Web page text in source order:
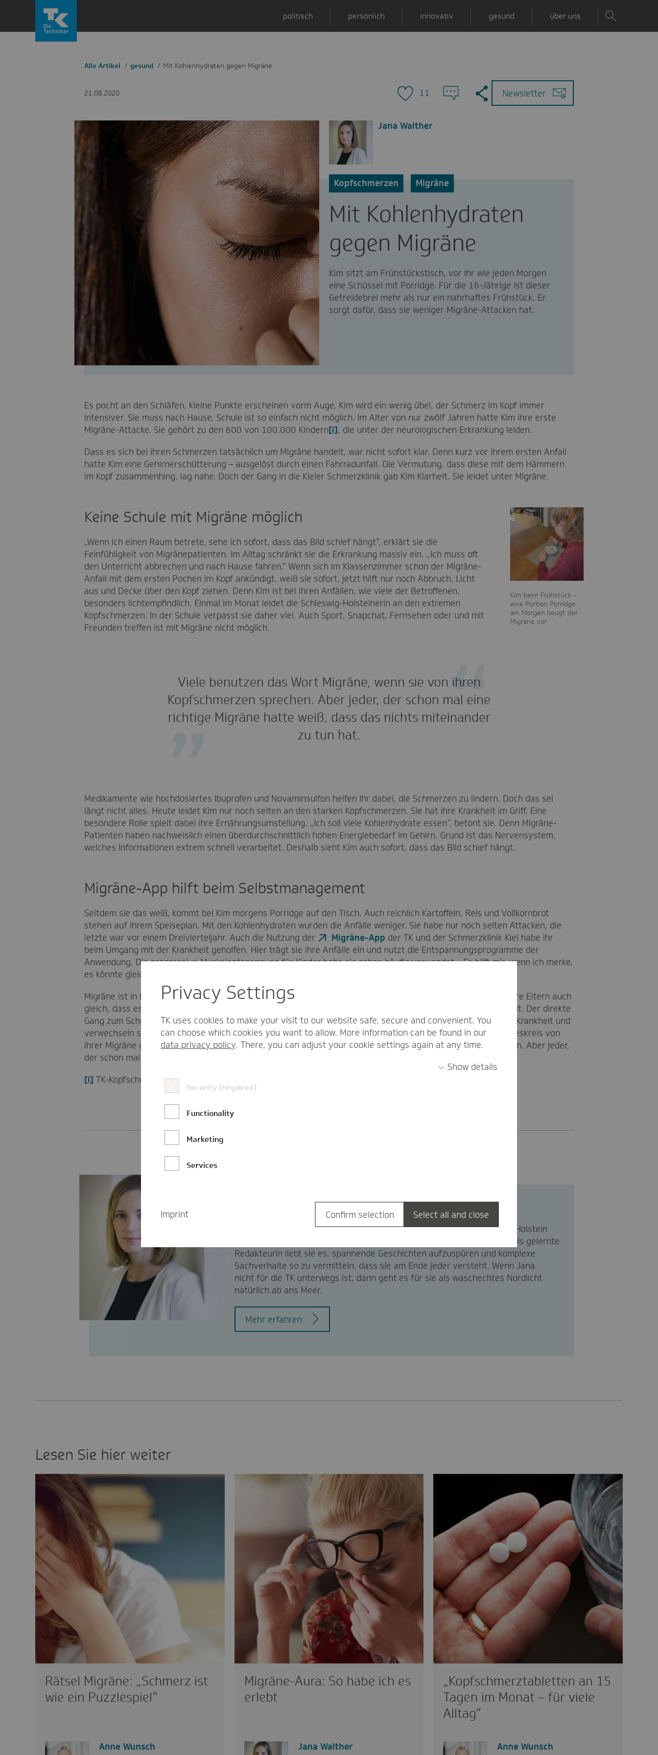
politisch persönlich innovativ gesund über uns
Alle Artikel gesund Mit Kohlenhydraten gegen Migräne
21.08.2020 11
Zu
den
Kommentaren
MailNewsletter
Jana Walther
Kopfschmerzen Migräne
Mit Kohlenhydraten
gegen Migräne
Kim sitzt am Frühstückstisch, vor ihr wie jeden Morgen
eine Schüssel mit Porridge. Für die 16-Jährige ist dieser
Getreidebrei mehr als nur ein nahrhaftes Frühstück. Er
sorgt dafür, dass sie weniger Migräne-Attacken hat.
Es pocht an den Schläfen, kleine Punkte erscheinen vorm Auge, Kim wird ein wenig übel, der Schmerz im Kopf immer
intensiver. Sie muss nach Hause, Schule ist so einfach nicht möglich. Im Alter von nur zwölf Jahren hatte Kim ihre erste
Migräne-Attacke. Sie gehört zu den 600 von 100.000 Kindern[i], die unter der neurologischen Erkrankung leiden.
Dass es sich bei ihren Schmerzen tatsächlich um Migräne handelt, war nicht sofort klar. Denn kurz vor ihrem ersten Anfall
hatte Kim eine Gehirnerschütterung – ausgelöst durch einen Fahrradunfall. Die Vermutung, dass diese mit dem Hämmern
im Kopf zusammenhing, lag nahe. Doch der Gang in die Kieler Schmerzklinik gab Kim Klarheit. Sie leidet unter Migräne.
Kim beim Frühstück -
eine Portion Porridge
am Morgen beugt der
Migräne vor.
Keine Schule mit Migräne möglich
„Wenn ich einen Raum betrete, sehe ich sofort, dass das Bild schief hängt“, erklärt sie die
Feinfühligkeit von Migränepatienten. Im Alltag schränkt sie die Erkrankung massiv ein. „Ich muss oft
den Unterricht abbrechen und nach Hause fahren.“ Wenn sich im Klassenzimmer schon der Migräne-
Anfall mit dem ersten Pochen im Kopf ankündigt, weiß sie sofort, jetzt hilft nur noch Abbruch, Licht
aus und Decke über den Kopf ziehen. Denn Kim ist bei ihren Anfällen, wie viele der Betroffenen,
besonders lichtempfindlich. Einmal im Monat leidet die Schleswig-Holsteinerin an den extremen
Kopfschmerzen. In der Schule verpasst sie daher viel. Auch Sport, Snapchat, Fernsehen oder und mit
Freunden treffen ist mit Migräne nicht möglich.
Viele benutzen das Wort Migräne, wenn sie von ihren
Kopfschmerzen sprechen. Aber jeder, der schon mal eine
richtige Migräne hatte weiß, dass das nichts miteinander
zu tun hat.
Medikamente wie hochdosiertes Ibuprofen und Novaminsulfon helfen ihr dabei, die Schmerzen zu lindern. Doch das sei
längt nicht alles. Heute leidet Kim nur noch selten an den starken Kopfschmerzen. Sie hat ihre Krankheit im Griff. Eine
besondere Rolle spielt dabei ihre Ernährungsumstellung. „Ich soll viele Kohlenhydrate essen“, betont sie. Denn Migräne-
Patienten haben nachweislich einen überdurchschnittlich hohen Energiebedarf im Gehirn. Grund ist das Nervensystem,
welches Informationen extrem schnell verarbeitet. Deshalb sieht Kim auch sofort, dass das Bild schief hängt.
Migräne-App hilft beim Selbstmanagement
Seitdem sie das weiß, kommt bei Kim morgens Porridge auf den Tisch. Auch reichlich Kartoffeln, Reis und Vollkornbrot
stehen auf ihrem Speiseplan. Mit den Kohlenhydraten wurden die Anfälle weniger. Sie habe nur noch selten Attacken, die
letzte war vor einem Dreivierteljahr. Auch die Nutzung der
Migräne-App der TK und der Schmerzklinik Kiel habe ihr
beim Umgang mit der Krankheit geholfen. Hier trägt sie ihre Anfälle ein und nutzt die Entspannungsprogramme der
Anwendung. Die progressive Muskelentspannung für Kinder habe sie schon häufig verwendet. „Es hilft mir, wenn ich merke,
es könnte gleich losgehen mit den Kopfschmerzen.“
Migräne ist in Kims Familie bekannt. Auch ihre Oma und ihr Onkel hatten damit zu kämpfen. Daher wussten ihre Eltern auch
gleich, dass es sich um eine ernst zu nehmende Erkrankung und nicht um gewöhnliche Kopfschmerzen handelt. Der direkte
Gang zum Schmerz-Experten ist aber längst nicht für alle Betroffenen der Standard. Viele unterschätzen die Krankheit und
verwechseln sie mit gewöhnlichen Kopfschmerzen. Die Erfahrung hat auch Kim gemacht, wenn sie im Freundeskreis von
ihrer Migräne gesprochen hat. „Viele benutzen das Wort Migräne, wenn sie von ihren Kopfschmerzen sprechen. Aber jeder,
der schon mal
[i] TK-Kopfschmerzreport 2020. Zahl bezieht sich auf Kinder im Alter zwischen 0 bis 14 Jahren.
Jana Walther
Jana Walther ist Pressereferentin der TK-Landesvertretung Schleswig-Holstein
und kümmert sich um alle relevanten Gesundheitsthemen im Norden. Als gelernte
Redakteurin liebt sie es, spannende Geschichten aufzuspüren und komplexe
Sachverhalte so zu vermitteln, dass sie am Ende jeder versteht. Wenn Jana
nicht für die TK unterwegs ist, dann geht es für sie als waschechtes Nordlicht
natürlich ab ans Meer.
Mehr erfahren
Lesen Sie hier weiter
Rätsel Migräne: „Schmerz ist
wie ein Puzzlespiel“
Anne Wunsch
Migräne-Aura: So habe ich es
erlebt
Jana Walther
„Kopfschmerztabletten an 15
Tagen im Monat – für viele
Alltag“
Anne Wunsch
Privacy Settings
TK uses cookies to make your visit to our website safe, secure and convenient. You
can choose which cookies you want to allow. More information can be found in our
data privacy policy. There, you can adjust your cookie settings again at any time.
Show details
Security (required)
Functionality
Marketing
Services
Imprint Confirm selection Select all and close